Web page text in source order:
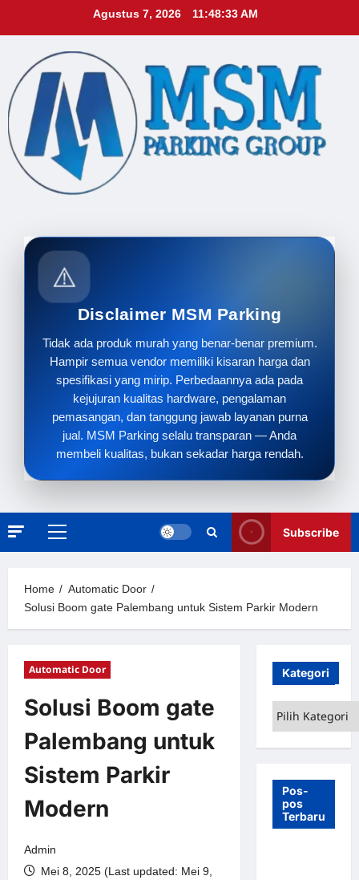
Agustus 7, 2026 11:48:34 AM
⚠️
Disclaimer MSM Parking
Tidak ada produk murah yang benar-benar premium.
Hampir semua vendor memiliki kisaran harga dan
spesifikasi yang mirip. Perbedaannya ada pada
kejujuran kualitas hardware, pengalaman
pemasangan, dan tanggung jawab layanan purna
jual. MSM Parking selalu transparan — Anda
membeli kualitas, bukan sekadar harga rendah.
Primary
Subscribe
Home
Automatic Door
Solusi Boom gate Palembang untuk Sistem Parkir Modern
Automatic Door
Solusi Boom gate
Palembang untuk
Sistem Parkir
Modern
Admin
Mei 8, 2025 (Last updated: Mei 9,
Kategori
Kategori
Pos-
pos
Terbaru